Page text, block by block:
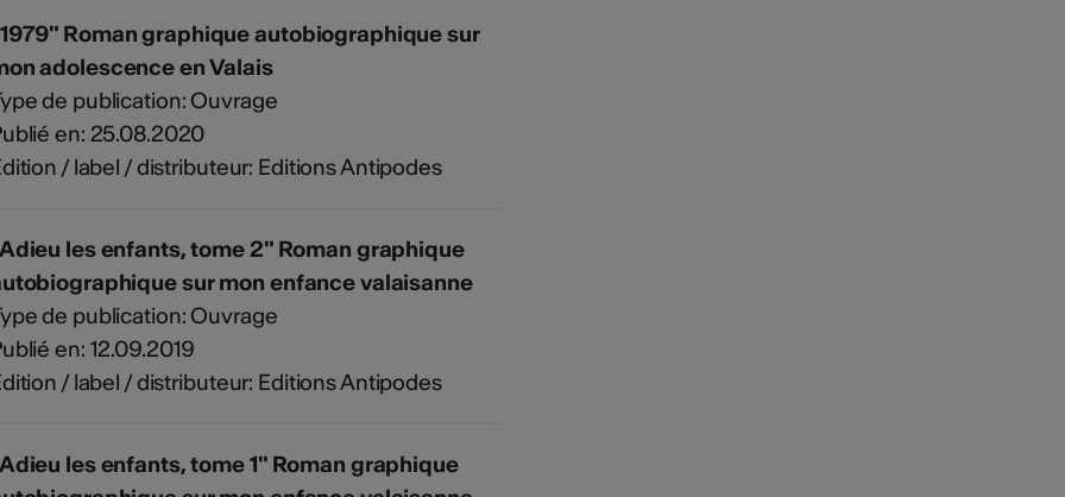
Roman graphique autobiographique sur
adolescence en Valais
de publication: Ouvrage
en: 25.08.2020
/ label / distributeur: Editions Antipodes
les enfants, tome 2" Roman graphique
sur mon enfance valaisanne
de publication: Ouvrage
en: 12.09.2019
/ label / distributeur: Editions Antipodes
les enfants, tome 1" Roman graphique